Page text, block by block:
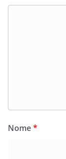
Nome*